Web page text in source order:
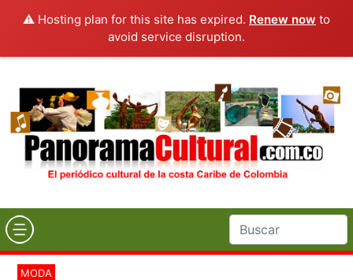
⚠️ Hosting plan for this site has expired. Renew now to
avoid service disruption.
MODA